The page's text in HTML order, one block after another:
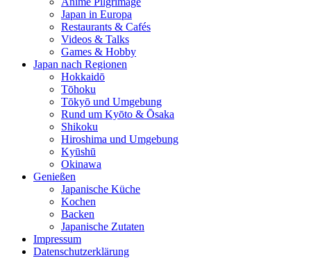
Japan in Europa
Restaurants & Cafés
Videos & Talks
Games & Hobby
Japan nach Regionen
Hokkaidō
Tōhoku
Tōkyō und Umgebung
Rund um Kyōto & Ōsaka
Shikoku
Hiroshima und Umgebung
Kyūshū
Okinawa
Genießen
Japanische Küche
Kochen
Backen
Japanische Zutaten
Impressum
Datenschutzerklärung